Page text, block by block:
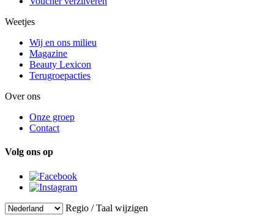
Weetjes
Wij en ons milieu
Magazine
Beauty Lexicon
Terugroepacties
Over ons
Onze groep
Contact
Volg ons op
Regio / Taal wijzigen